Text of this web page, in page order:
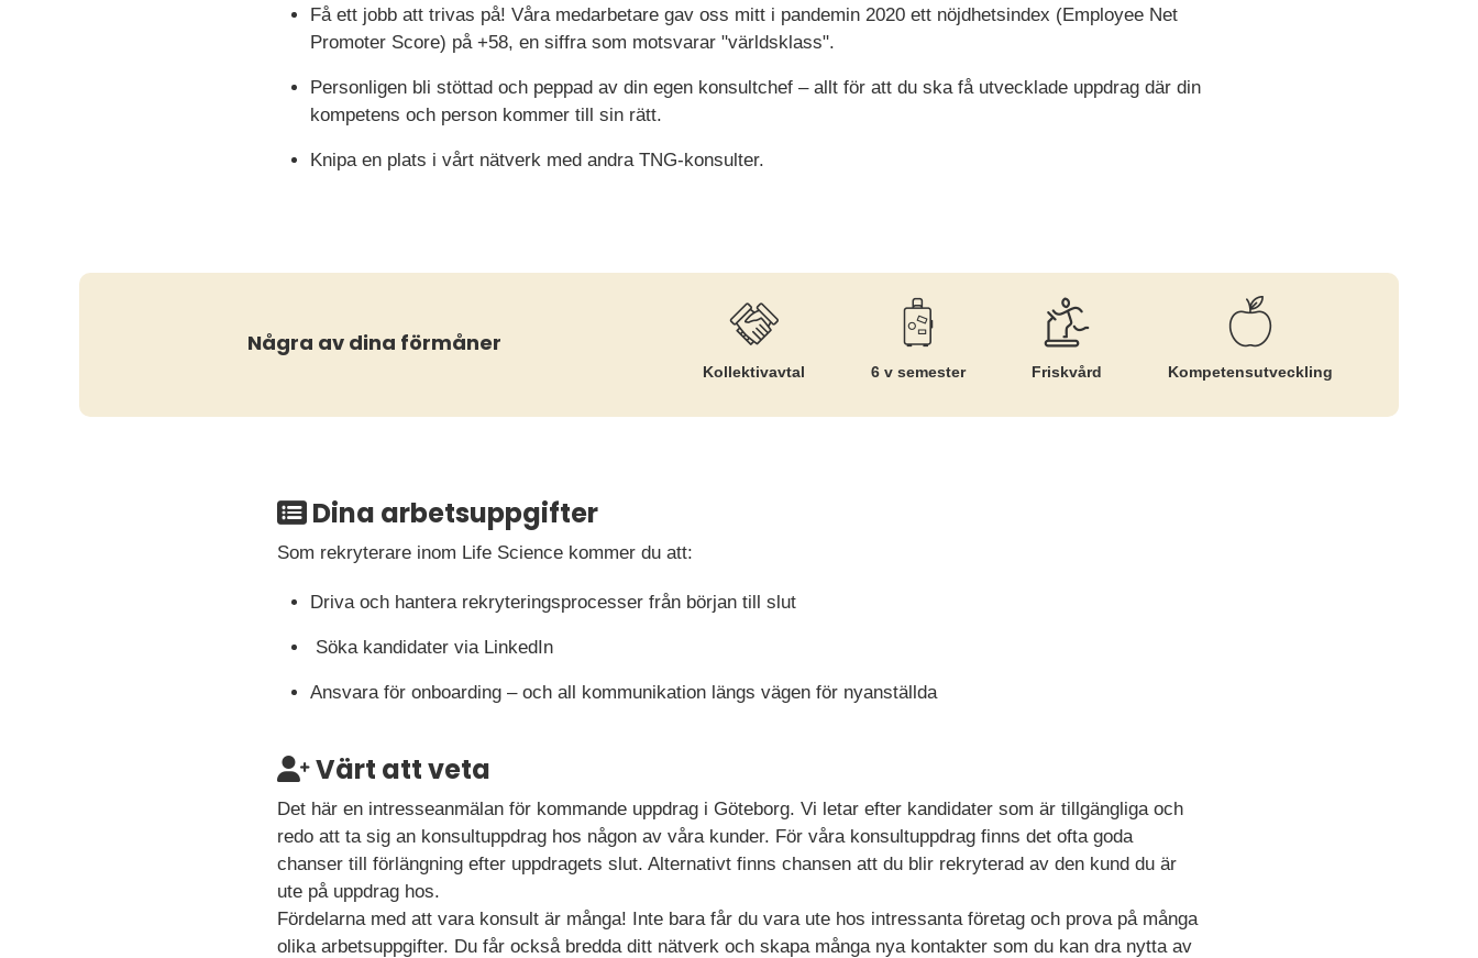
Få ett jobb att trivas på! Våra medarbetare gav oss mitt i pandemin 2020 ett nöjdhetsindex (Employee Net
Promoter Score) på +58, en siffra som motsvarar "världsklass".
Personligen bli stöttad och peppad av din egen konsultchef – allt för att du ska få utvecklade uppdrag där din
kompetens och person kommer till sin rätt.
Knipa en plats i vårt nätverk med andra TNG-konsulter.
Några av dina förmåner
Kollektiv­avtal 6 v semester Friskvård Kompetens­utveckling
Dina arbetsuppgifter
Som rekryterare inom Life Science kommer du att:
Driva och hantera rekryteringsprocesser från början till slut
Söka kandidater via LinkedIn
Ansvara för onboarding – och all kommunikation längs vägen för nyanställda
Värt att veta
Det här en intresseanmälan för kommande uppdrag i Göteborg. Vi letar efter kandidater som är tillgängliga och
redo att ta sig an konsultuppdrag hos någon av våra kunder. För våra konsultuppdrag finns det ofta goda
chanser till förlängning efter uppdragets slut. Alternativt finns chansen att du blir rekryterad av den kund du är
ute på uppdrag hos.
Fördelarna med att vara konsult är många! Inte bara får du vara ute hos intressanta företag och prova på många
olika arbetsuppgifter. Du får också bredda ditt nätverk och skapa många nya kontakter som du kan dra nytta av